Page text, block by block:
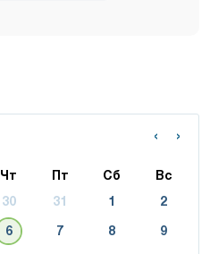
›
‹
Чт Пт Сб Вс
30 31 1 2
6 7 8 9